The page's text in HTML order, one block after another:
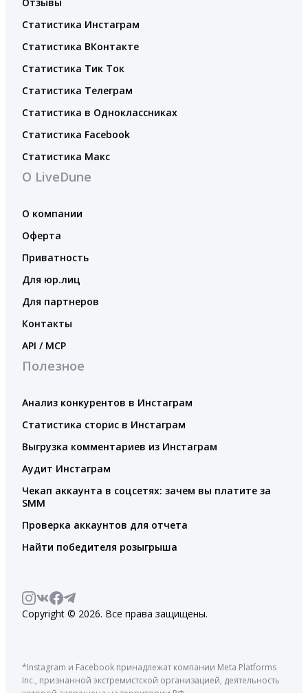
Статистика Инстаграм
Статистика ВКонтакте
Статистика Тик Ток
Статистика Телеграм
Статистика в Одноклассниках
Статистика Facebook
Статистика Макс
О LiveDune
О компании
Оферта
Приватность
Для юр.лиц
Для партнеров
Контакты
API / MCP
Полезное
Анализ конкурентов в Инстаграм
Статистика сторис в Инстаграм
Выгрузка комментариев из Инстаграм
Аудит Инстаграм
Чекап аккаунта в соцсетях: зачем вы платите за
SMM
Проверка аккаунтов для отчета
Найти победителя розыгрыша
Copyright © 2026. Все права защищены.
*Instagram и Facebook принадлежат компании Meta Platforms
Inc., признанной экстремистской организацией, деятельность